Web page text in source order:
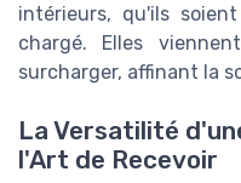
intérieurs, qu'ils
chargé. Elles
surcharger, affinant la
La Versatilité
l'Art de Recevoir